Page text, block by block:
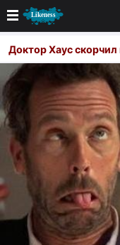
Новые
Лучшие
Голосование
Кандидаты
Случайное
Создать
Доктор Хаус